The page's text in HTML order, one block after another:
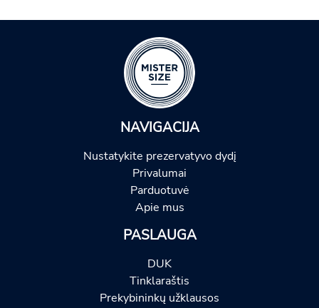
NAVIGACIJA
Nustatykite prezervatyvo dydį
Privalumai
Parduotuvė
Apie mus
PASLAUGA
DUK
Tinklaraštis
Prekybininkų užklausos